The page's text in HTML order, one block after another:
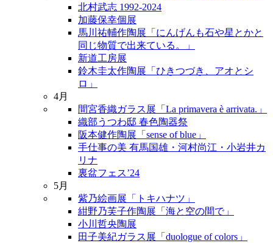
北村武志 1992-2024
加藤保幸個展
馬川祐輔作陶展「にんげんも石や星とかと
同じ物質で出来ている。」
新道工房展
鈴木圭太作陶展「ひきつづき、アオとシ
ロ」
4月
間宮香織ガラス展「La primavera è arrivata.」
織部うつわ邸 春色陶器祭
阪本健作陶展「sense of blue」
手仕事の美 有馬国雄・河村尚江・小岩井カ
リナ
裏盆フェス’24
5月
紫乃絵画展「トキハナツ」
紺野乃芙子作陶展「海と空の間で」
小川哲央陶展
田子美紀ガラス展「duologue of colors」